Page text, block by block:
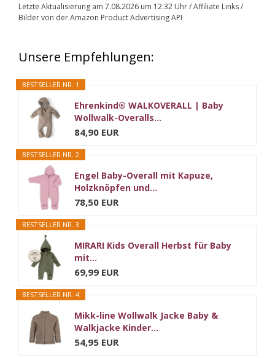
Letzte Aktualisierung am 7.08.2026 um 12:32 Uhr / Affiliate Links /
Bilder von der Amazon Product Advertising API
Unsere Empfehlungen:
BESTSELLER NR. 1
Ehrenkind® WALKOVERALL | Baby
Wollwalk-Overalls...
84,90 EUR
BESTSELLER NR. 2
Engel Baby-Overall mit Kapuze,
Holzknöpfen und...
78,50 EUR
BESTSELLER NR. 3
MIRARI Kids Overall Herbst für Baby
mit...
69,99 EUR
BESTSELLER NR. 4
Mikk-line Wollwalk Jacke Baby &
Walkjacke Kinder...
54,95 EUR